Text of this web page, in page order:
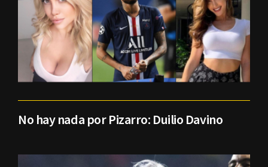
No hay nada por Pizarro: Duilio Davino